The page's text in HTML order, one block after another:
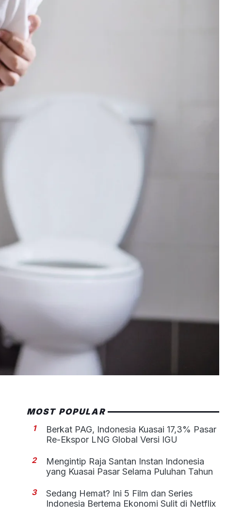
MOST POPULAR
1
Berkat PAG, Indonesia Kuasai 17,3% Pasar
Re-Ekspor LNG Global Versi IGU
2
Mengintip Raja Santan Instan Indonesia
yang Kuasai Pasar Selama Puluhan Tahun
3
Sedang Hemat? Ini 5 Film dan Series
Indonesia Bertema Ekonomi Sulit di Netflix